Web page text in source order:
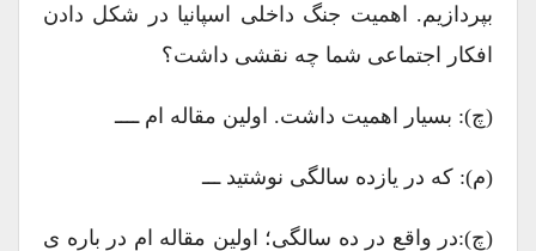
بپردازیم. اهمیت جنگ داخلی اسپانیا در شکل دادن
افکار اجتماعی شما چه نقشی داشت؟
(چ): بسیار اهمیت داشت. اولین مقاله ام ــــ
(م): که در یازده سالگی نوشتید ‌ـــ
(چ):در واقع در ده سالگی؛ اولین مقاله ام در باره ی